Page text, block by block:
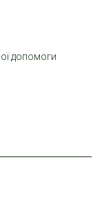
допомоги